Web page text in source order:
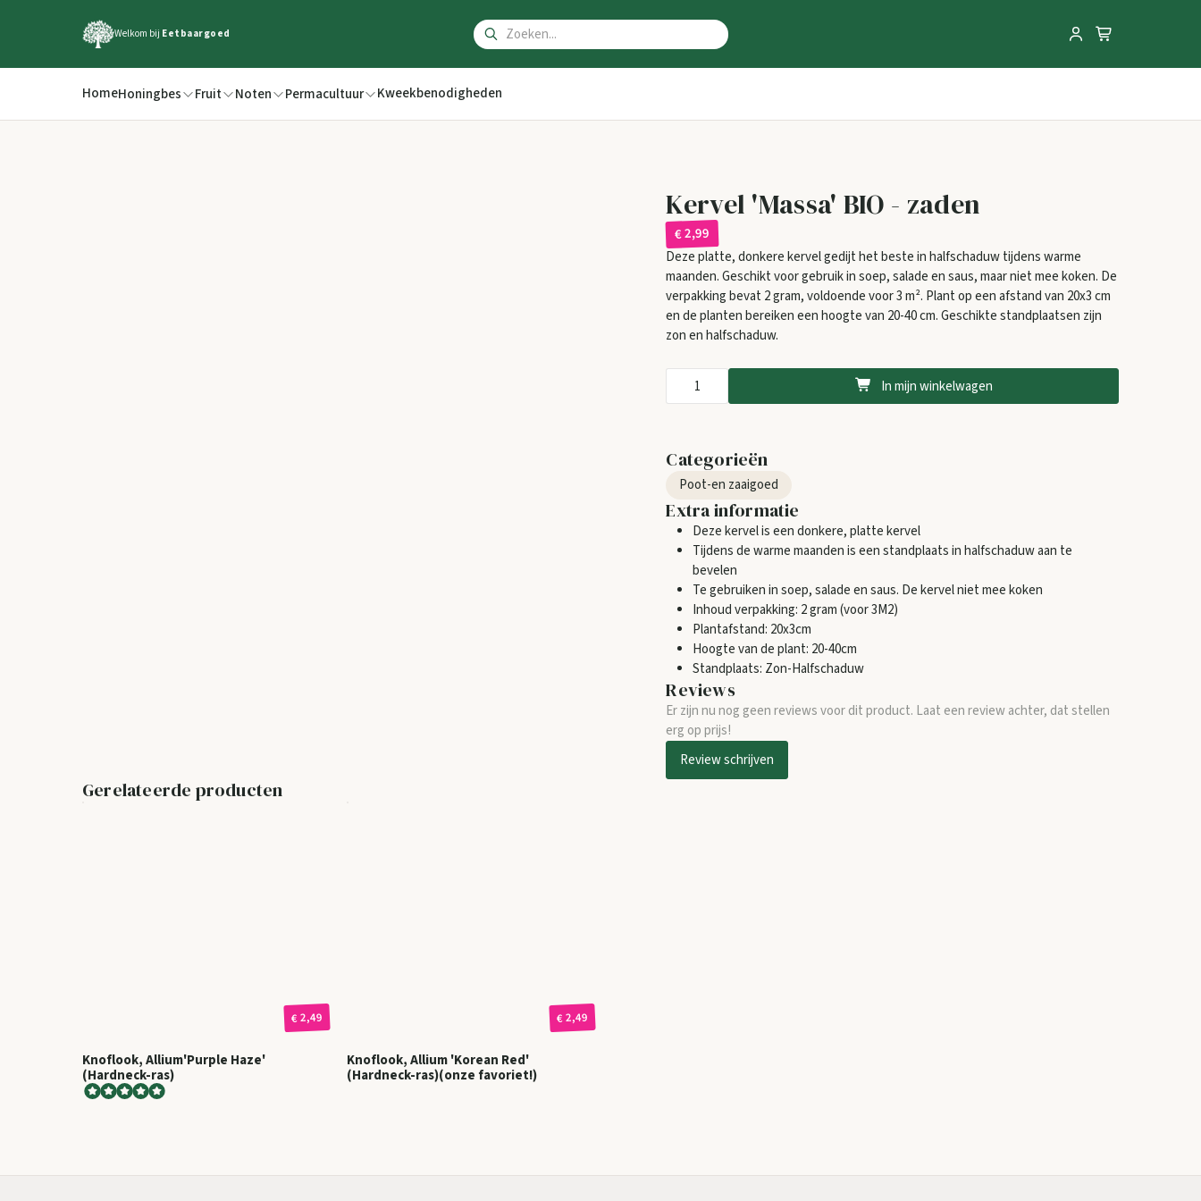
Welkom bij Eetbaargoed
HomeHoningbes Fruit Noten Permacultuur Kweekbenodigheden
Kervel 'Massa' BIO - zaden
€ 2,99
Deze platte, donkere kervel gedijt het beste in halfschaduw tijdens warme
maanden. Geschikt voor gebruik in soep, salade en saus, maar niet mee koken. De
verpakking bevat 2 gram, voldoende voor 3 m². Plant op een afstand van 20x3 cm
en de planten bereiken een hoogte van 20-40 cm. Geschikte standplaatsen zijn
zon en halfschaduw.
In mijn winkelwagen
Categorieën
Poot-en zaaigoed
Extra informatie
Deze kervel is een donkere, platte kervel
Tijdens de warme maanden is een standplaats in halfschaduw aan te
bevelen
Te gebruiken in soep, salade en saus. De kervel niet mee koken
Inhoud verpakking: 2 gram (voor 3M2)
Plantafstand: 20x3cm
Hoogte van de plant: 20-40cm
Standplaats: Zon-Halfschaduw
Reviews
Er zijn nu nog geen reviews voor dit product. Laat een review achter, dat stellen
erg op prijs!
Review schrijven
Gerelateerde producten
€ 2,49
Knoflook, Allium'Purple Haze'
(Hardneck-ras)
€ 2,49
Knoflook, Allium 'Korean Red'
(Hardneck-ras)(onze favoriet!)